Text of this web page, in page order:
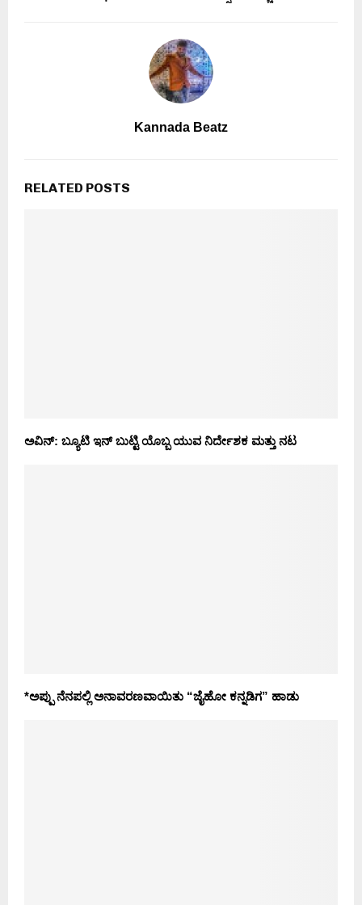
Kannada Beatz
RELATED POSTS
ಅವಿನ್: ಬ್ಯೂಟಿ ಇನ್ ಬುಟ್ಟಿ ಯೊಬ್ಬ ಯುವ ನಿರ್ದೇಶಕ ಮತ್ತು ನಟ
*ಅಪ್ಪು ನೆನಪಲ್ಲಿ ಅನಾವರಣವಾಯಿತು “ಜೈಹೋ ಕನ್ನಡಿಗ” ಹಾಡು